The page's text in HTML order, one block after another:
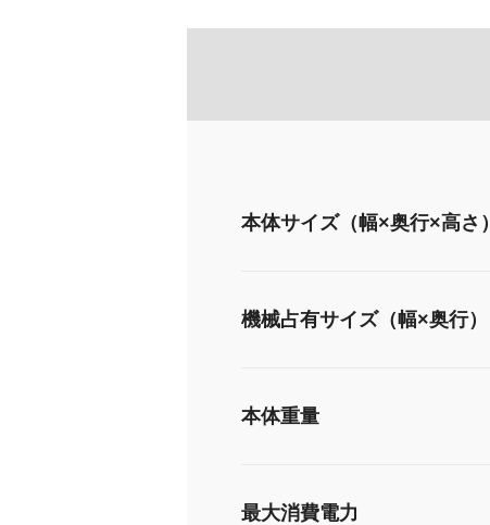
本体サイズ（幅×奥行×高さ）
機械占有サイズ（幅×奥行）
本体重量
最大消費電力